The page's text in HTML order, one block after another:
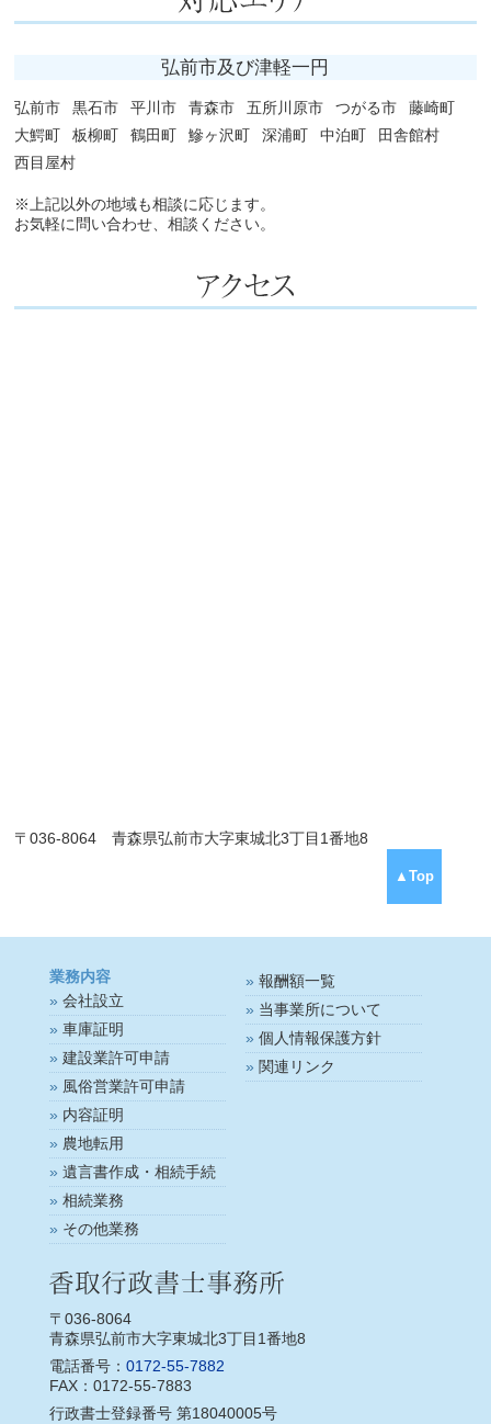
弘前市及び津軽一円
弘前市 黒石市 平川市 青森市 五所川原市 つがる市
藤崎町
大鰐町
板柳町 鶴田町 鰺ヶ沢町 深浦町 中泊町
田舎館村
西目屋村
※上記以外の地域も相談に応じます。
お気軽に問い合わせ、相談ください。
〒036-8064 青森県弘前市大字東城北3丁目1番地8
▲Top
業務内容
会社設立
車庫証明
建設業許可申請
風俗営業許可申請
内容証明
農地転用
遺言書作成・相続手続
相続業務
その他業務
報酬額一覧
当事業所について
個人情報保護方針
関連リンク
〒036-8064
青森県弘前市大字東城北3丁目1番地8
電話番号： 0172-55-7882
FAX：0172-55-7883
行政書士登録番号 第18040005号